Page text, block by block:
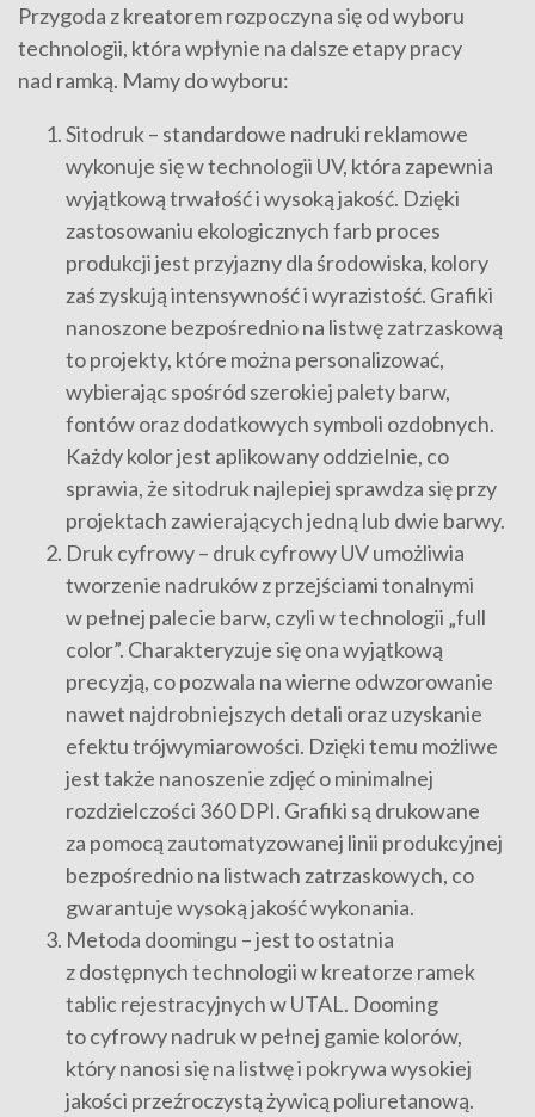
Przygoda z kreatorem rozpoczyna się od wyboru
technologii, która wpłynie na dalsze etapy pracy
nad ramką. Mamy do wyboru:
Sitodruk – standardowe nadruki reklamowe
wykonuje się w technologii UV, która zapewnia
wyjątkową trwałość i wysoką jakość. Dzięki
zastosowaniu ekologicznych farb proces
produkcji jest przyjazny dla środowiska, kolory
zaś zyskują intensywność i wyrazistość. Grafiki
nanoszone bezpośrednio na listwę zatrzaskową
to projekty, które można personalizować,
wybierając spośród szerokiej palety barw,
fontów oraz dodatkowych symboli ozdobnych.
Każdy kolor jest aplikowany oddzielnie, co
sprawia, że sitodruk najlepiej sprawdza się przy
projektach zawierających jedną lub dwie barwy.
Druk cyfrowy – druk cyfrowy UV umożliwia
tworzenie nadruków z przejściami tonalnymi
w pełnej palecie barw, czyli w technologii „full
color”. Charakteryzuje się ona wyjątkową
precyzją, co pozwala na wierne odwzorowanie
nawet najdrobniejszych detali oraz uzyskanie
efektu trójwymiarowości. Dzięki temu możliwe
jest także nanoszenie zdjęć o minimalnej
rozdzielczości 360 DPI. Grafiki są drukowane
za pomocą zautomatyzowanej linii produkcyjnej
bezpośrednio na listwach zatrzaskowych, co
gwarantuje wysoką jakość wykonania.
Metoda doomingu – jest to ostatnia
z dostępnych technologii w kreatorze ramek
tablic rejestracyjnych w UTAL. Dooming
to cyfrowy nadruk w pełnej gamie kolorów,
który nanosi się na listwę i pokrywa wysokiej
jakości przeźroczystą żywicą poliuretanową.